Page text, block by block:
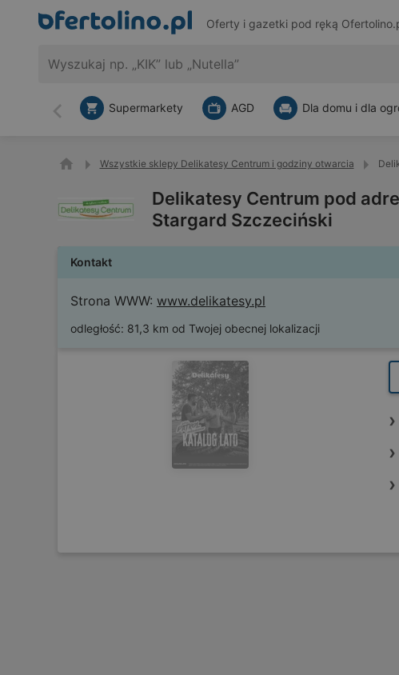
Oferty i gazetki pod ręką
Wstecz
Supermarkety AGD Dla domu i dla
Wszystkie sklepy Delikatesy Centrum i godziny otwarcia
Delikatesy Centrum pod
Stargard Szczeciński
Kontakt
Strona WWW: www.delikatesy.pl
odległość: 81,3 km od Twojej obecnej lokalizacji